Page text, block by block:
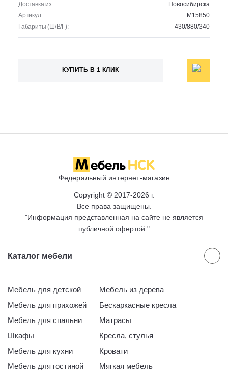
Доставка из:
Новосибирска
Артикул:
M15850
Габариты (Ш/В/Г):
430/880/340
КУПИТЬ В 1 КЛИК
Федеральный интернет-магазин
Copyright © 2017-2026 г.
Все права защищены.
"Информация представленная на сайте не является
публичной офертой."
Каталог мебели
Мебель для детской
Мебель для прихожей
Мебель для спальни
Шкафы
Мебель для кухни
Мебель для гостиной
Мебель из дерева
Бескаркасные кресла
Матрасы
Кресла, стулья
Кровати
Мягкая мебель